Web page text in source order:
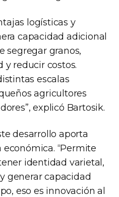
logísticas y
capacidad adicional
segregar granos,
reducir costos.
escalas
agricultores
explicó Bartosik.
desarrollo aporta
“Permite
identidad varietal,
generar capacidad
eso es innovación al